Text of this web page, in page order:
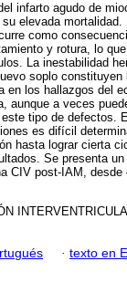
infarto agudo de
elevada
como
y rotura, lo
La inestabilidad
soplo
en los hallazgos del
aunque a veces
tipo de defectos.
es difícil
hasta lograr cierta
Se presenta
CIV post-IAM,
· texto en